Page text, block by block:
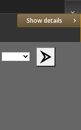
Show details